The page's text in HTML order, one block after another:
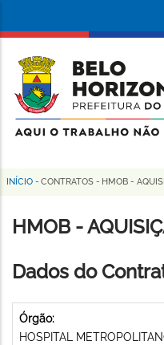
conteúdo
principal
da
Prefeitura
de
Horizonte
Trilha
de
INÍCIO - CONTRATOS - HMOB -
HMOB -
Dados do
Órgão:
HOSPITAL